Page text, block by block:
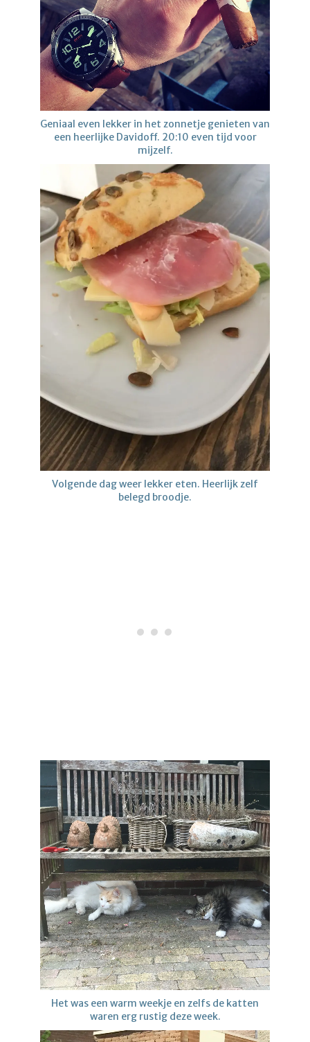
Geniaal even lekker in het zonnetje genieten van
een heerlijke Davidoff. 20:10 even tijd voor
mijzelf.
Volgende dag weer lekker eten. Heerlijk zelf
belegd broodje.
Het was een warm weekje en zelfs de katten
waren erg rustig deze week.